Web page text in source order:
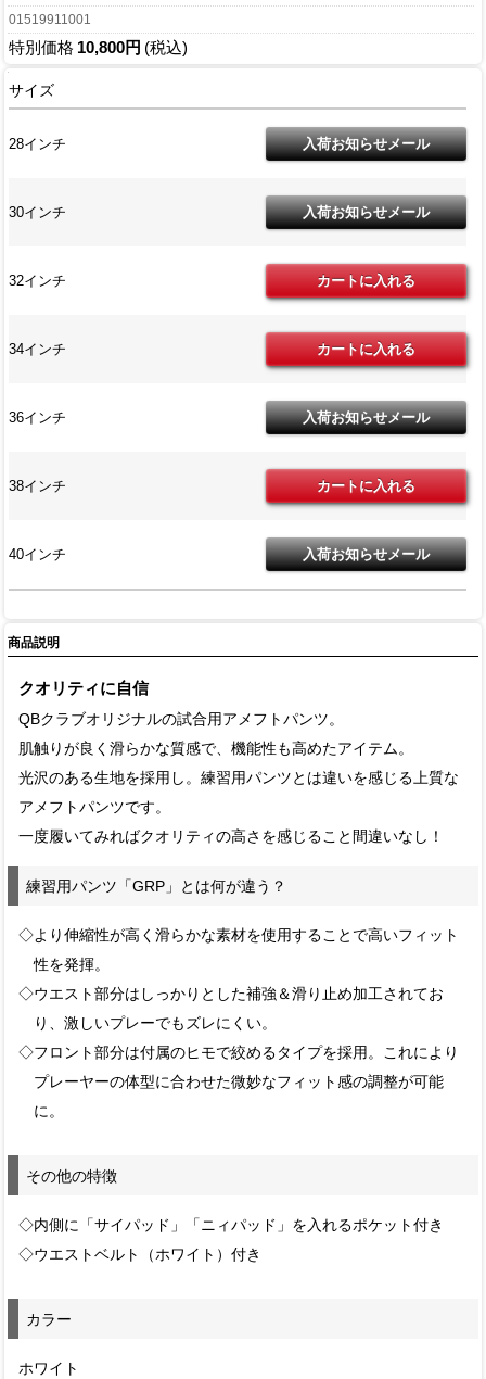
01519911001
特別価格 10,800円 (税込)
サイズ
28インチ
30インチ
32インチ
34インチ
36インチ
38インチ
40インチ
商品説明
クオリティに自信
QBクラブオリジナルの試合用アメフトパンツ。
肌触りが良く滑らかな質感で、機能性も高めたアイテム。
光沢のある生地を採用し。練習用パンツとは違いを感じる上質な
アメフトパンツです。
一度履いてみればクオリティの高さを感じること間違いなし！
練習用パンツ「GRP」とは何が違う？
◇より伸縮性が高く滑らかな素材を使用することで高いフィット
性を発揮。
◇ウエスト部分はしっかりとした補強＆滑り止め加工されてお
り、激しいプレーでもズレにくい。
◇フロント部分は付属のヒモで絞めるタイプを採用。これにより
プレーヤーの体型に合わせた微妙なフィット感の調整が可能
に。
その他の特徴
◇内側に「サイパッド」「ニィパッド」を入れるポケット付き
◇ウエストベルト（ホワイト）付き
カラー
ホワイト